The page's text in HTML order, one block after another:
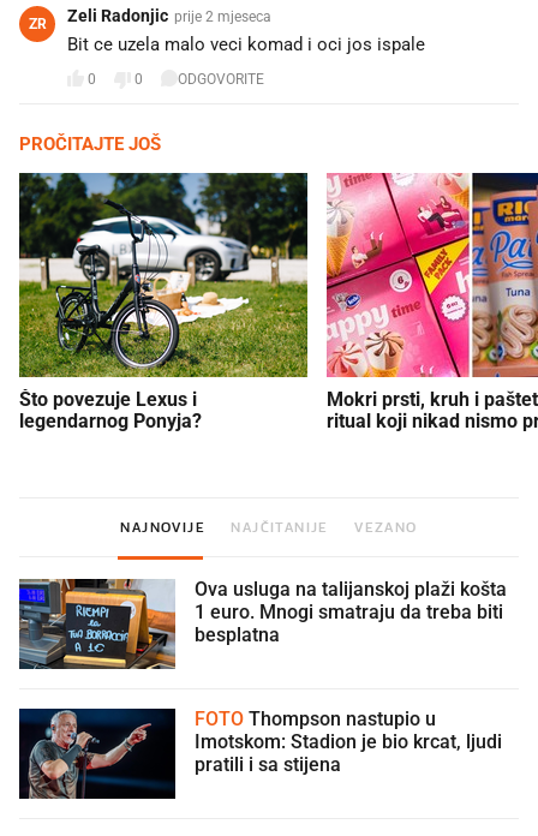
ZR Zeli Radonjic prije 2 mjeseca
Bit ce uzela malo veci komad i oci jos ispale
0 0 ODGOVORITE
PROČITAJTE JOŠ
Što povezuje Lexus i
legendarnog Ponyja?
Mokri prsti, kruh i
ritual koji nikad nismo
NAJNOVIJE NAJČITANIJE VEZANO
Ova usluga na talijanskoj plaži košta
1 euro. Mnogi smatraju da treba biti
besplatna
FOTO
Imotskom: Stadion je bio krcat, ljudi
pratili i sa stijena